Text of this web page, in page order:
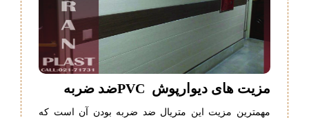
مزیت های دیوارپوش PVCضد ضربه
مهمترین مزیت این متریال ضد ضربه بودن آن است که